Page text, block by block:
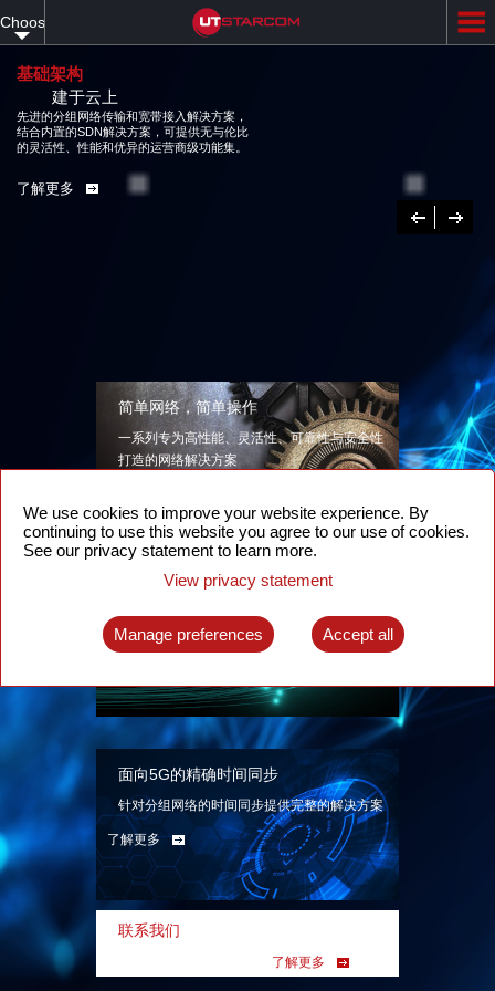
to
content
Choose
your
language
基础架构
建于云上
先进的分组网络传输和宽带接入解决方案，
结合内置的SDN解决方案，可提供无与伦比
的灵活性、性能和优异的运营商级功能集。
了解更多
Previous
下
一
简单网络，简单操作
一系列专为高性能、灵活性、可靠性与安全性
打造的网络解决方案
智能分组光网络
面向各类应用场景、基于SDN技术的分组光网
络解决方案
面向5G的精确时间同步
针对分组网络的时间同步提供完整的解决方案
了解更多
联系我们
了解更多
We use cookies to improve your website experience. By
continuing to use this website you agree to our use of cookies.
See our privacy statement to learn more.
View privacy statement
Manage preferences Accept all